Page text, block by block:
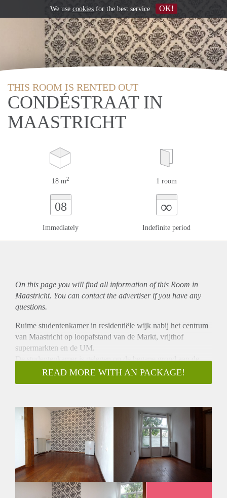
THIS ROOM IS RENTED OUT
CONDÉSTRAAT IN
MAASTRICHT
18 m2 1 room
08
Immediately
∞
Indefinite period
On this page you will find all information of this Room in
Maastricht. You can contact the advertiser if you have any
questions.
Ruime studentenkamer in residentiële wijk nabij het centrum
van Maastricht op loopafstand van de Markt, vrijthof
supermarkten en de UM.
De studentenkamer is gelegen op de begane grond aan de
voorzijde van het pand. De vloer in de kamer is voorzien van
een houten vloer. Tevens beschikt de kamer over een privé
is voorzien van een 4-pits kookplaat, afzuigkap, combi
magnetron, spoelbak met fontein en een tafel met 4 stoelen.
Tevens bevind zich in de keuken de gezamenlijke
wasmachine.
Het studentenhuis beschikt over 2 badkamers, en 2 toiletten.
Badkamer 1 beschikt over een douche cabine, wastafel met
fontein en afzuiging. Badkamer 2 beschikt over een
bad/douche combinatie, wastafel met fontein en afzuiging. In
READ MORE WITH AN PACKAGE!
We use cookiesfor the best service OK!